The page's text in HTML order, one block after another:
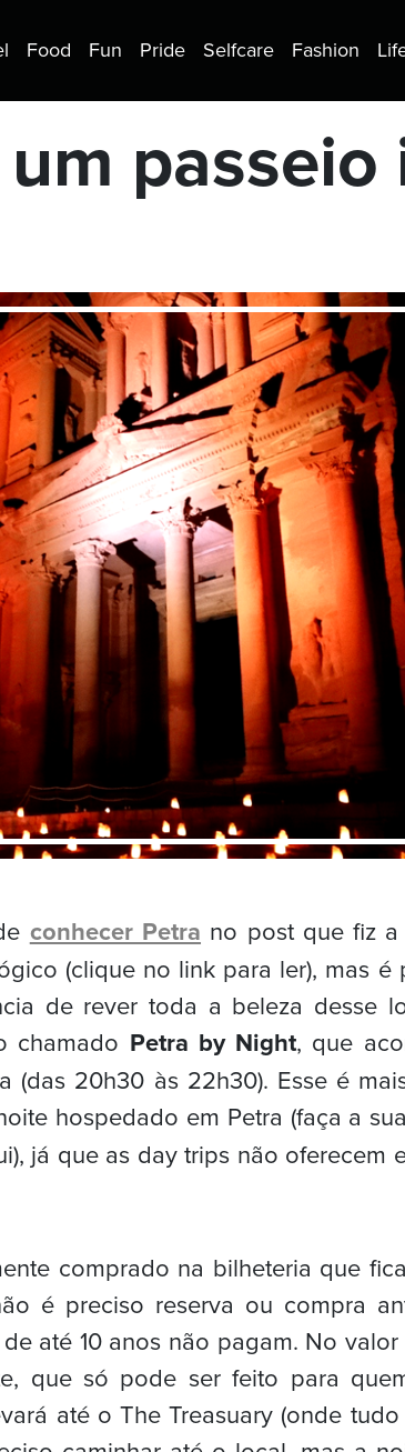
Food Fun Pride Selfcare Fashion
conhecer Petra no post que fiz
(clique no link para ler), mas é
de rever toda a beleza desse
chamado Petra by Night, que
(das 20h30 às 22h30). Esse é
hospedado em Petra (faça a sua
já que as day trips não oferecem
comprado na bilheteria que
é preciso reserva ou compra
até 10 anos não pagam. No
que só pode ser feito para
até o The Treasuary (onde